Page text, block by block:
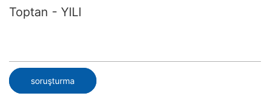
Toptan - YILI
soruşturma